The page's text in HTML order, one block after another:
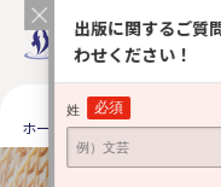
ホーム 出版をお考えの方
出版に関するご質
わせください！
姓 必須